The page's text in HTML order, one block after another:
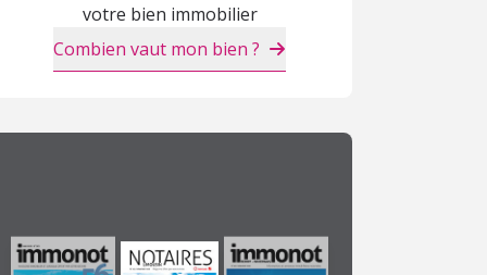
votre bien immobilier
Combien vaut mon bien ?